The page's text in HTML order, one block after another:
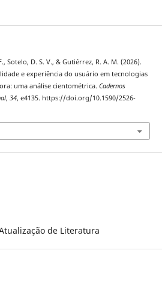
Sotelo, D. S. V., & Gutiérrez, R. A. M. (2026).
e experiência do usuário em tecnologias
uma análise cientométrica. Cadernos
, 34, e4135. https://doi.org/10.1590/2526-
de Literatura